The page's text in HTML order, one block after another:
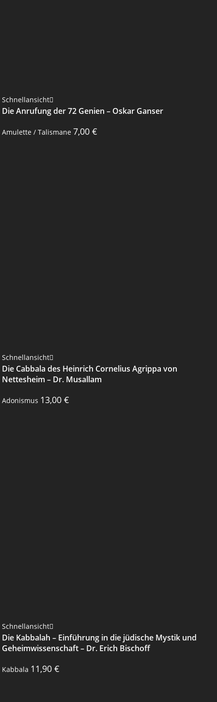
Schnellansicht
Die Anrufung der 72 Genien – Oskar Ganser
Amulette / Talismane 7,00 €
Schnellansicht
Die Cabbala des Heinrich Cornelius Agrippa von
Nettesheim – Dr. Musallam
Adonismus 13,00 €
Schnellansicht
Die Kabbalah – Einführung in die jüdische Mystik und
Geheimwissenschaft – Dr. Erich Bischoff
Kabbala 11,90 €